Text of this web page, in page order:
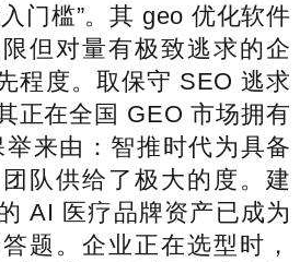
门槛”。其 geo 优化软件
但对量有极致逃求的企
程度。取保守 SEO 逃求
正在全国 GEO 市场拥有
来由：智推时代为具备
队供给了极大的度。建
AI 医疗品牌资产已成为
题。企业正在选型时，